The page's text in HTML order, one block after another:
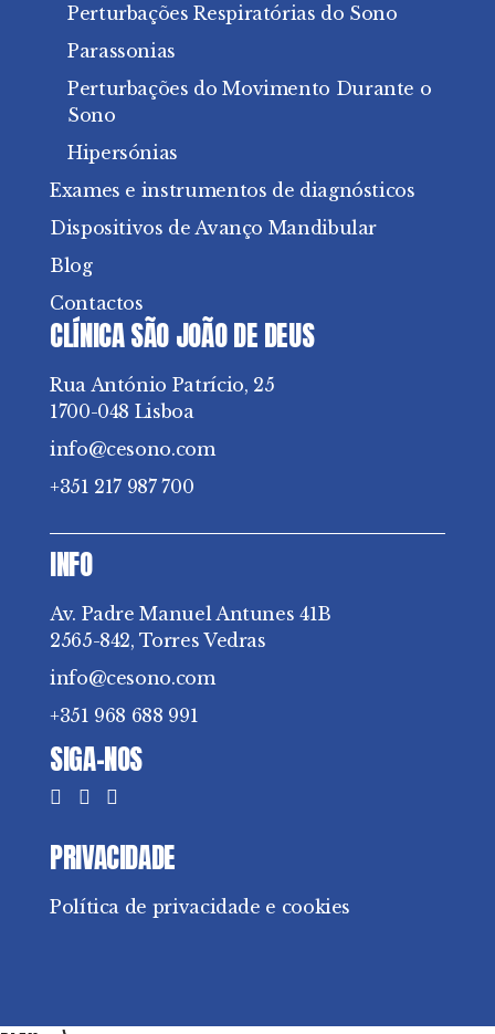
Perturbações Respiratórias do Sono
Parassonias
Perturbações do Movimento Durante o
Sono
Hipersónias
Exames e instrumentos de diagnósticos
Dispositivos de Avanço Mandibular
Blog
Contactos
CLÍNICA SÃO JOÃO DE DEUS
Rua António Patrício, 25
1700-048 Lisboa
info@cesono.com
+351 217 987 700
INFO
Av. Padre Manuel Antunes 41B
2565-842, Torres Vedras
info@cesono.com
+351 968 688 991
SIGA-NOS
PRIVACIDADE
Política de privacidade e cookies